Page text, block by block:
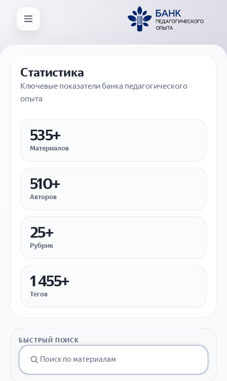
Статистика
Ключевые показатели банка педагогического
опыта
535+
Материалов
510+
Авторов
25+
Рубрик
1 455+
Тегов
БЫСТРЫЙ ПОИСК